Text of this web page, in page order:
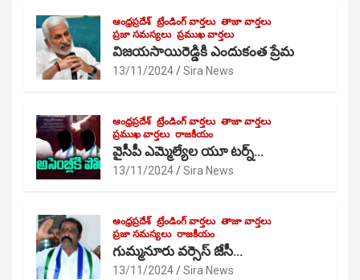
ఆంధ్రప్రదేశ్ ట్రేండింగ్ వార్తలు తాజా వార్తలు
ప్రజా సమస్యలు ప్రముఖ వార్తలు
విజయసాయిరెడ్డికి ఎందుకంత ప్రేమ
13/11/2024 Sira News
ఆంధ్రప్రదేశ్ ట్రేండింగ్ వార్తలు తాజా వార్తలు
ప్రముఖ వార్తలు రాజకీయం
వైసీపీ ఎమ్మెల్యేల యూ టర్న్…
13/11/2024 Sira News
ఆంధ్రప్రదేశ్ ట్రేండింగ్ వార్తలు తాజా వార్తలు
ప్రజా సమస్యలు రాజకీయం
గుమ్మనూరు వర్సెస్ జేసీ…
13/11/2024 Sira News